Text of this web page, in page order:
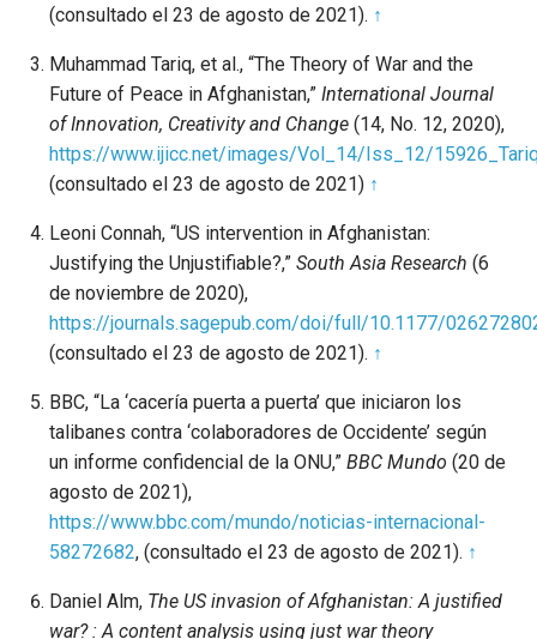
(consultado el 23 de agosto de 2021). ↑
Muhammad Tariq, et al., “The Theory of War and the
Future of Peace in Afghanistan,” International Journal
of Innovation, Creativity and Change (14, No. 12, 2020),
https://www.ijicc.net/images/Vol_14/Iss_12/
(consultado el 23 de agosto de 2021) ↑
Leoni Connah, “US intervention in Afghanistan:
Justifying the Unjustifiable?,” South Asia Research (6
de noviembre de 2020),
https://journals.sagepub.com/doi/full/10.1177/
(consultado el 23 de agosto de 2021). ↑
BBC, “La ‘cacería puerta a puerta’ que iniciaron los
talibanes contra ‘colaboradores de Occidente’ según
un informe confidencial de la ONU,” BBC Mundo (20 de
agosto de 2021),
https://www.bbc.com/mundo/noticias-internacional-
58272682, (consultado el 23 de agosto de 2021). ↑
Daniel Alm, The US invasion of Afghanistan: A justified
war? : A content analysis using just war theory